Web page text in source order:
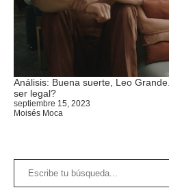
Análisis: Buena suerte, Leo
ser legal?
septiembre 15, 2023
Moisés Moca